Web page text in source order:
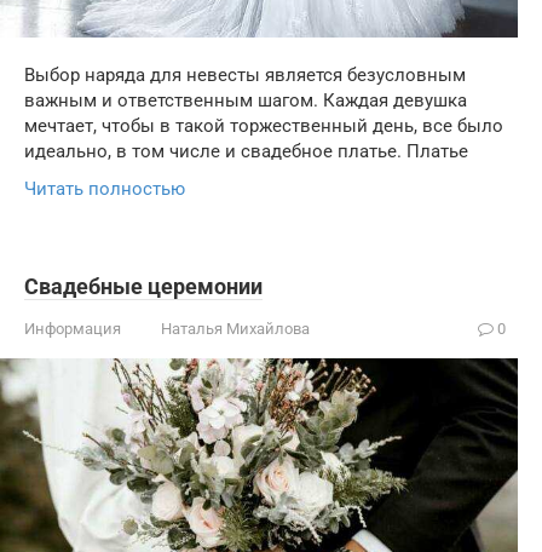
Выбор наряда для невесты является безусловным
важным и ответственным шагом. Каждая девушка
мечтает, чтобы в такой торжественный день, все было
идеально, в том числе и свадебное платье. Платье
Читать полностью
Свадебные церемонии
Информация Наталья Михайлова 0